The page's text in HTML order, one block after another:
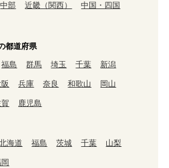
中部 近畿（関西） 中国・四国
都道府県
福島 群馬 埼玉 千葉 新潟
兵庫 奈良 和歌山 岡山
鹿児島
海道 福島 茨城 千葉 山梨